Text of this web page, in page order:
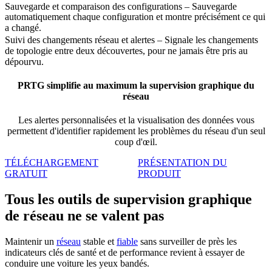
Sauvegarde et comparaison des configurations – Sauvegarde
automatiquement chaque configuration et montre précisément ce qui
a changé.
Suivi des changements réseau et alertes – Signale les changements
de topologie entre deux découvertes, pour ne jamais être pris au
dépourvu.
PRTG simplifie au maximum la supervision graphique du
réseau
Les alertes personnalisées et la visualisation des données vous
permettent d'identifier rapidement les problèmes du réseau d'un seul
coup d'œil.
TÉLÉCHARGEMENT
GRATUIT
PRÉSENTATION DU
PRODUIT
Tous les outils de supervision graphique
de réseau ne se valent pas
Maintenir un réseau stable et fiable sans surveiller de près les
indicateurs clés de santé et de performance revient à essayer de
conduire une voiture les yeux bandés.